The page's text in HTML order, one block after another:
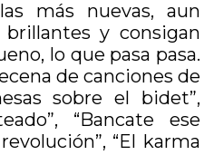
más nuevas, aun
y consigan
lo que pasa pasa.
de canciones de
sobre el bidet”,
“Bancate ese
“El karma